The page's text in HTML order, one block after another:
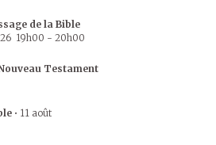
de la Bible
19h00 - 20h00
Testament
• 11 août